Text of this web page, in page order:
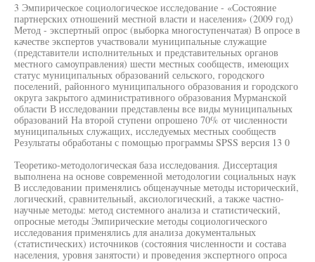
3 Эмпирическое социологическое исследование - «Состояние
партнерских отношений местной власти и населения» (2009 год)
Метод - экспертный опрос (выборка многоступенчатая) В опросе в
качестве экспертов участвовали муниципальные служащие
(представители исполнительных и представительных органов
местного самоуправления) шести местных сообществ, имеющих
статус муниципальных образований сельского, городского
поселений, районного муниципального образования и городского
округа закрытого административного образования Мурманской
области В исследовании представлены все виды муниципальных
образований На второй ступени опрошено 70% от численности
муниципальных служащих, исследуемых местных сообществ
Результаты обработаны с помощью программы SPSS версия 13 0
Теоретико-методологическая база исследования. Диссертация
выполнена на основе современной методологии социальных наук
В исследовании применялись общенаучные методы исторический,
логический, сравнительный, аксиологический, а также частно-
научные методы: метод системного анализа и статистический,
опросные методы Эмпирические методы социологического
исследования применялись для анализа документальных
(статистических) источников (состояния численности и состава
населения, уровня занятости) и проведения экспертного опроса